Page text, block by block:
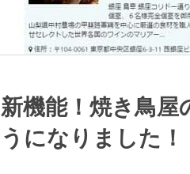
新機能！焼き鳥屋
うになりました！